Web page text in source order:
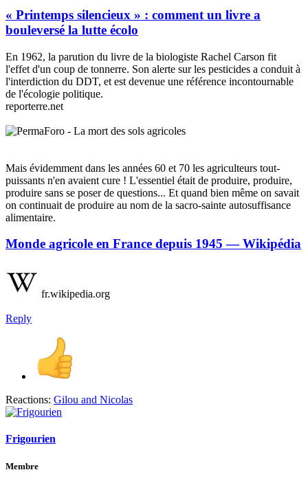
« Printemps silencieux » : comment un livre a
bouleversé la lutte écolo
En 1962, la parution du livre de la biologiste Rachel Carson fit
l'effet d'un coup de tonnerre. Son alerte sur les pesticides a conduit à
l'interdiction du DDT, et est devenue une référence incontournable
de l'écologie politique.
reporterre.net
Mais évidemment dans les années 60 et 70 les agriculteurs tout-
puissants n'en avaient cure ! L'essentiel était de produire, produire,
produire sans se poser de questions... Et quand bien même on savait
on continuait de produire au nom de la sacro-sainte autosuffisance
alimentaire.
Monde agricole en France depuis 1945 — Wikipédia
fr.wikipedia.org
Reply
Reactions: Gilou and Nicolas
Frigourien
Membre